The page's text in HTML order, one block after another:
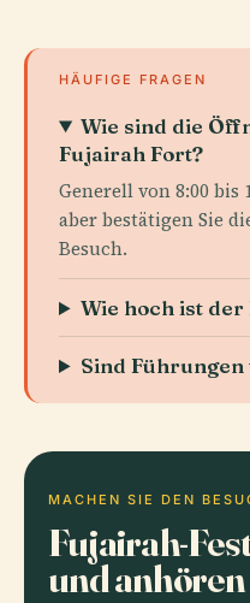
HÄUFIGE FRAGEN
Wie sind die
Fujairah Fort?
Generell von 8:00 bis
aber bestätigen Sie
Besuch.
Wie hoch ist
Sind
MACHEN SIE DEN
Fujairah-
und anhören